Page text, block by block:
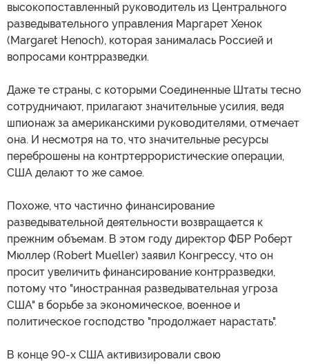
высокопоставленный руководитель из Центрального
разведывательного управления Маргарет Хенок
(Margaret Henoch), которая занималась Россией и
вопросами контрразведки.
Даже те страны, с которыми Соединенные Штаты тесно
сотрудничают, прилагают значительные усилия, ведя
шпионаж за американскими руководителями, отмечает
она. И несмотря на то, что значительные ресурсы
переброшены на контртеррористические операции,
США делают то же самое.
Похоже, что частично финансирование
разведывательной деятельности возвращается к
прежним объемам. В этом году директор ФБР Роберт
Мюллер (Robert Mueller) заявил Конгрессу, что он
просит увеличить финансирование контрразведки,
потому что "иностранная разведывательная угроза
США" в борьбе за экономическое, военное и
политическое господство "продолжает нарастать".
В конце 90-х США активизировали свою